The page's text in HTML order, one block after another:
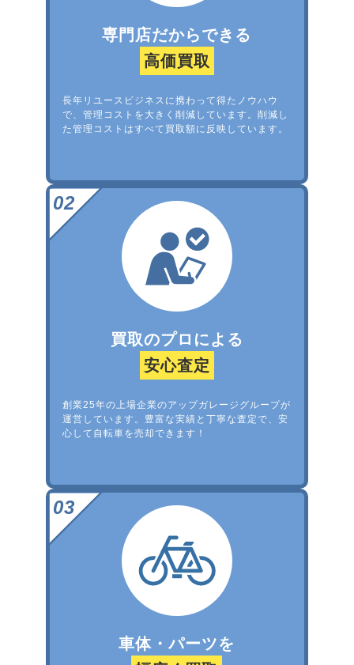
専門店だからできる
高価買取
長年リユースビジネスに携わって得たノウハウ
で、管理コストを大きく削減しています。削減し
た管理コストはすべて買取額に反映しています。
買取のプロによる
安心査定
創業25年の上場企業のアップガレージグループが
運営しています。豊富な実績と丁寧な査定で、安
心して自転車を売却できます！
車体・パーツを